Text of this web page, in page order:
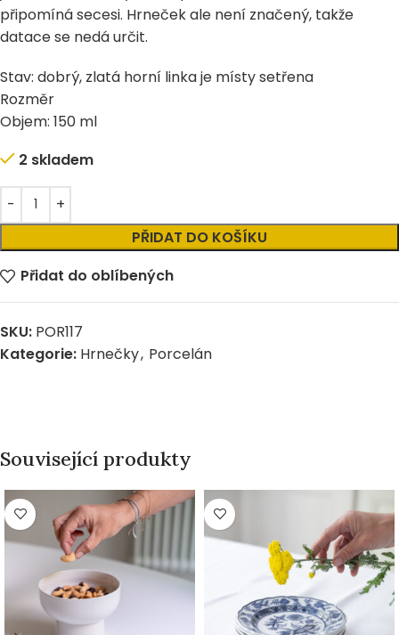
připomíná secesi. Hrneček ale není značený, takže
datace se nedá určit.
Stav: dobrý, zlatá horní linka je místy setřena
Rozměr
Objem: 150 ml
2 skladem
PŘIDAT DO KOŠÍKU
Alternative:
Přidat do oblíbených
SKU: POR117
Kategorie: Hrnečky, Porcelán
Související produkty